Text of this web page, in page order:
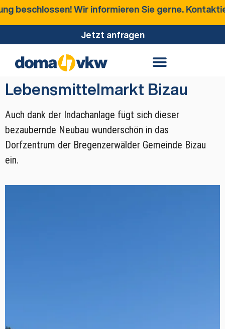
Wir informieren Sie gerne. Kontaktieren
Jetzt anfragen
Lebensmittelmarkt Bizau
Auch dank der Indachanlage fügt sich dieser
bezaubernde Neubau wunderschön in das
Dorfzentrum der Bregenzerwälder Gemeinde Bizau
ein.